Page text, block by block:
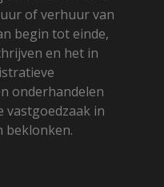
of verhuur van
begin tot einde,
en het in
onderhandelen
vastgoedzaak in
beklonken.